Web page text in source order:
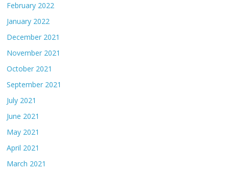
February 2022
January 2022
December 2021
November 2021
October 2021
September 2021
July 2021
June 2021
May 2021
April 2021
March 2021